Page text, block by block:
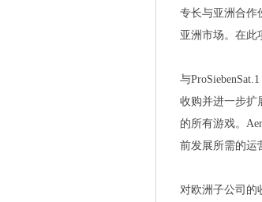
专长与亚洲合作
亚洲市场。在此
与
收购并进一步扩
的所有游戏。
前发展所需的运
对欧洲子公司的